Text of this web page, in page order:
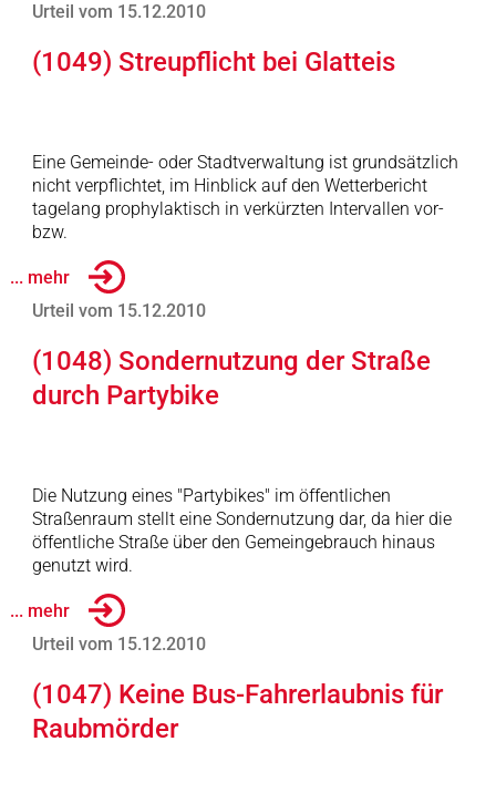
Urteil vom 15.12.2010
(1049) Streupflicht bei Glatteis
Eine Gemeinde- oder Stadtverwaltung ist grundsätzlich
nicht verpflichtet, im Hinblick auf den Wetterbericht
tagelang prophylaktisch in verkürzten Intervallen vor-
bzw.
... mehr
Urteil vom 15.12.2010
(1048) Sondernutzung der Straße
durch Partybike
Die Nutzung eines "Partybikes" im öffentlichen
Straßenraum stellt eine Sondernutzung dar, da hier die
öffentliche Straße über den Gemeingebrauch hinaus
genutzt wird.
... mehr
Urteil vom 15.12.2010
(1047) Keine Bus-Fahrerlaubnis für
Raubmörder